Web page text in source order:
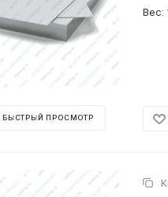
БЫСТРЫЙ ПРОСМОТР
Вес: